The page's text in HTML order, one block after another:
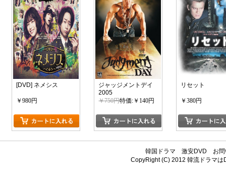
[DVD] ネメシス
￥980円
ジャッジメントデイ
2005
￥750円特価:￥140円
リセット
￥380円
韓国ドラマ 激安DVD
お
CopyRight (C) 2012韓流ドラマは